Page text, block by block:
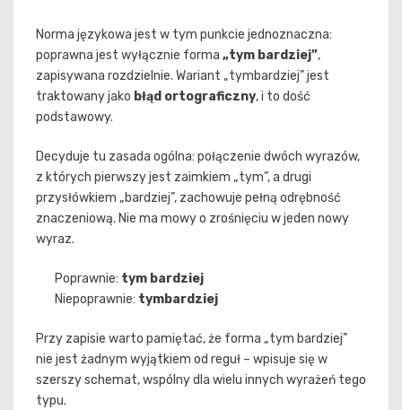
Norma językowa jest w tym punkcie jednoznaczna:
poprawna jest wyłącznie forma „tym bardziej”,
zapisywana rozdzielnie. Wariant „tymbardziej” jest
traktowany jako błąd ortograficzny, i to dość
podstawowy.
Decyduje tu zasada ogólna: połączenie dwóch wyrazów,
z których pierwszy jest zaimkiem „tym”, a drugi
przysłówkiem „bardziej”, zachowuje pełną odrębność
znaczeniową. Nie ma mowy o zrośnięciu w jeden nowy
wyraz.
Poprawnie: tym bardziej
Niepoprawnie: tymbardziej
Przy zapisie warto pamiętać, że forma „tym bardziej”
nie jest żadnym wyjątkiem od reguł – wpisuje się w
szerszy schemat, wspólny dla wielu innych wyrażeń tego
typu.